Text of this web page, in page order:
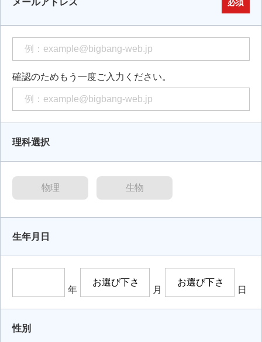
メールアドレス 必須
確認のためもう一度ご入力ください。
理科選択
物理 生物
生年月日
年 月 日
性別